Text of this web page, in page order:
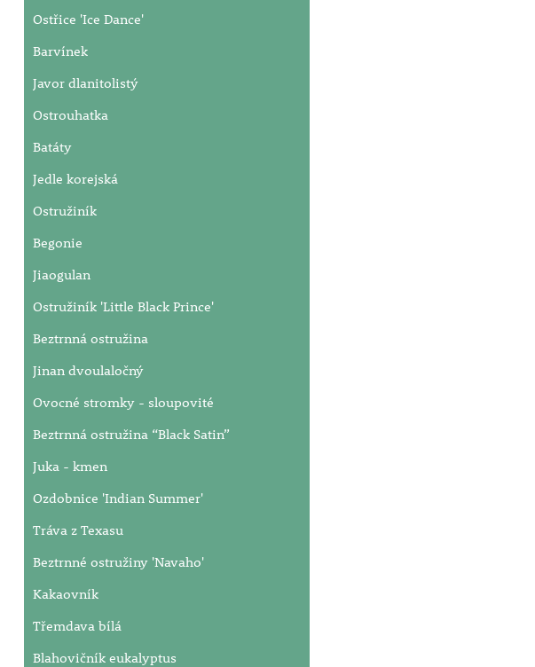
Ostřice 'Ice Dance'
Barvínek
Javor dlanitolistý
Ostrouhatka
Batáty
Jedle korejská
Ostružiník
Begonie
Jiaogulan
Ostružiník 'Little Black Prince'
Beztrnná ostružina
Jinan dvoulaločný
Ovocné stromky - sloupovité
Beztrnná ostružina “Black Satin”
Juka - kmen
Ozdobnice 'Indian Summer'
Tráva z Texasu
Beztrnné ostružiny 'Navaho'
Kakaovník
Třemdava bílá
Blahovičník eukalyptus